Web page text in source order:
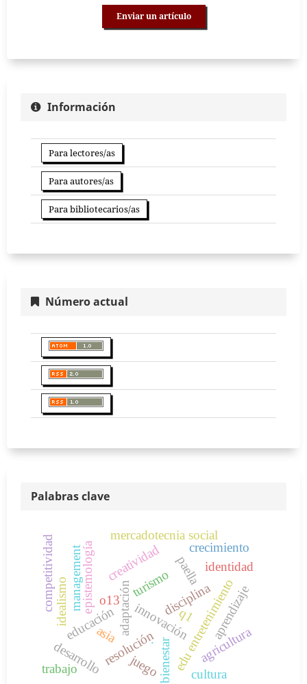
Enviar un artículo
Información
Para lectores/as
Para autores/as
Para bibliotecarios/as
Número actual
Palabras clave
adaptación
.
paella
creatividad
innovación
resolución
turismodisciplina
epistemología edu entretenimiento
mercadotecnia social
educación aprendizaje
juego
q1
agricultura
crecimiento
desarrollo
o13
asia
management
cultura
bienestar
trabajo
identidad
idealismo
competitividad